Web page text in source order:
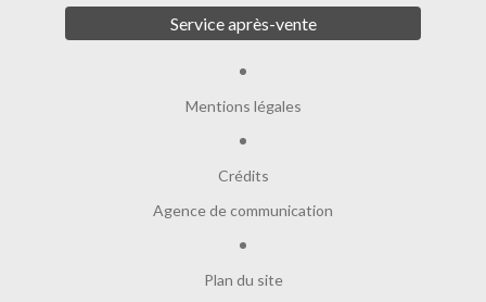
Service après-vente
Mentions légales
Crédits
Agence de communication
Plan du site